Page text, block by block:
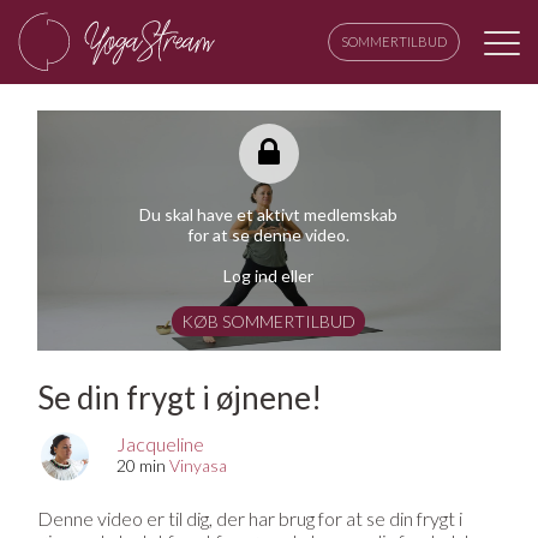
SOMMERTILBUD
Du skal have et aktivt medlemskab
for at se denne video.
Log ind eller
KØB SOMMERTILBUD
Se din frygt i øjnene!
Jacqueline
20 minVinyasa
Denne video er til dig, der har brug for at se din frygt i